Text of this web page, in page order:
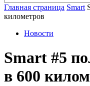
Главная страница Smart
километров
Новости
Smart #5
в 600